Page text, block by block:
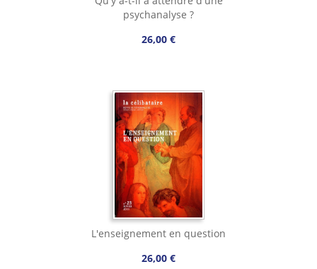
psychanalyse ?
26,00 €
L'enseignement en question
26,00 €